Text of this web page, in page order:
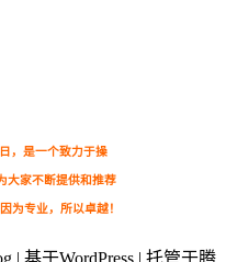
，是一个致力于操
大家不断提供和推荐
为专业，所以卓越！
| 基于WordPress | 托管于腾